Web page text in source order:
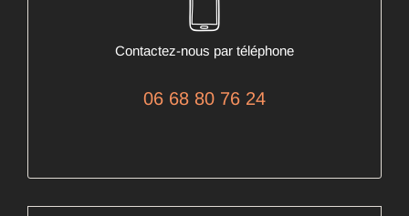
Contactez-nous par téléphone
06 68 80 76 24